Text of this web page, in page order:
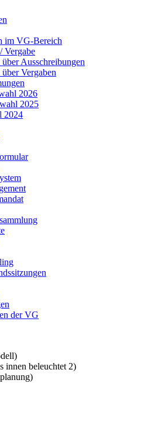
im VG-Bereich
Vergabe
Ausschreibungen
Vergaben
2026
2025
2024
der VG